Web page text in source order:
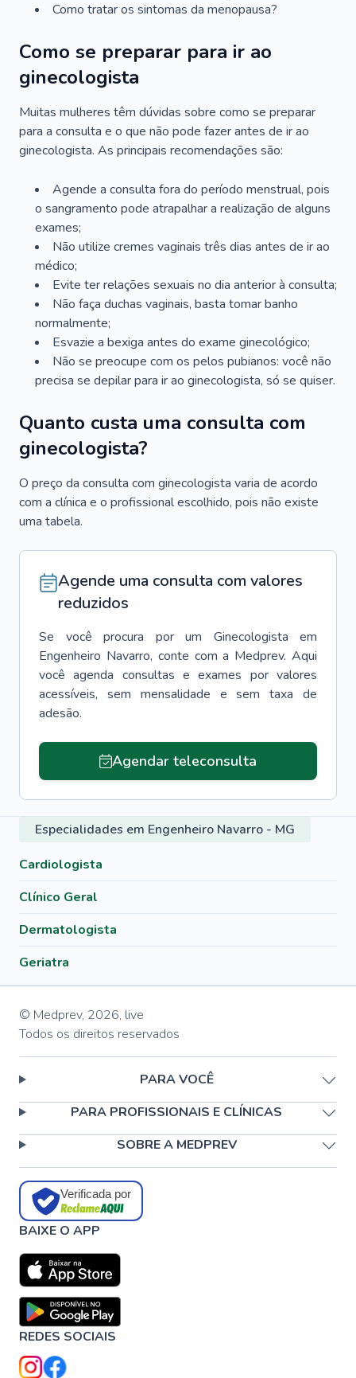
Como tratar os sintomas da menopausa?
Como se preparar para ir ao
ginecologista
Muitas mulheres têm dúvidas sobre como se preparar
para a consulta e o que não pode fazer antes de ir ao
ginecologista. As principais recomendações são:
Agende a consulta fora do período menstrual, pois
o sangramento pode atrapalhar a realização de alguns
exames;
Não utilize cremes vaginais três dias antes de ir ao
médico;
Evite ter relações sexuais no dia anterior à consulta;
Não faça duchas vaginais, basta tomar banho
normalmente;
Esvazie a bexiga antes do exame ginecológico;
Não se preocupe com os pelos pubianos: você não
precisa se depilar para ir ao ginecologista, só se quiser.
Quanto custa uma consulta com
ginecologista?
O preço da consulta com ginecologista varia de acordo
com a clínica e o profissional escolhido, pois não existe
uma tabela.
Agende uma consulta com valores
reduzidos
Se você procura por um Ginecologista
em
Engenheiro Navarro, conte com a Medprev. Aqui
você agenda consultas e exames por valores
acessíveis, sem mensalidade e sem taxa de
adesão.
Agendar teleconsulta
Especialidades em Engenheiro Navarro - MG
Cardiologista
Clínico Geral
Dermatologista
Geriatra
© Medprev, 2026, live
Todos os direitos reservados
PARA VOCÊ
PARA PROFISSIONAIS E CLÍNICAS
SOBRE A MEDPREV
Verificada por
BAIXE O APP
REDES SOCIAIS